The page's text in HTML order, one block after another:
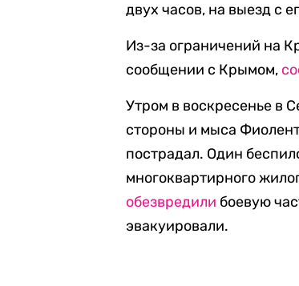
двух часов, на выезд с
Из-за ограничений на
сообщении с Крымом,
Утром в воскресенье в
стороны и мыса
пострадал. Один
многоквартирного
обезвредили боевую
эвакуировали.